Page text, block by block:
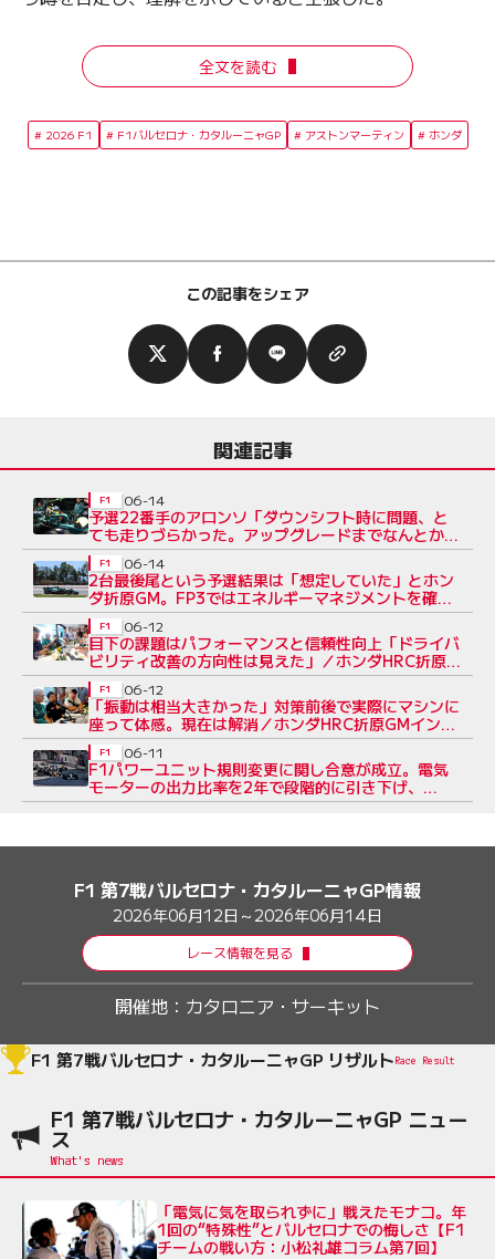
全文を読む
2026 F1 F1バルセロナ・カタルーニャGP アストンマーティン ホンダ
この記事をシェア
関連記事
予選22番手のアロンソ「ダウンシフト時に問題、と
ても走りづらかった。アップグレードまでなんとか乗
り切るしかない」
F1 06-14
2台最後尾という予選結果は「想定していた」とホン
ダ折原GM。FP3ではエネルギーマネジメントを確
認、決勝に備える／F1第7戦
F1 06-14
目下の課題はパフォーマンスと信頼性向上「ドライバ
ビリティ改善の方向性は見えた」／ホンダHRC折原
GMインタビュー（2）
F1 06-12
「振動は相当大きかった」対策前後で実際にマシンに
座って体感。現在は解消／ホンダHRC折原GMインタ
ビュー（1）
F1 06-12
F1パワーユニット規則変更に関し合意が成立。電気
モーターの出力比率を2年で段階的に引き下げ、
『60：40』は2028年に導入
F1 06-11
F1 第7戦バルセロナ・カタルーニャGP情報
2026年06月12日～2026年06月14日
レース情報を見る
開催地： カタロニア・サーキット
F1 第7戦バルセロナ・カタルーニャGP リザルトRace Result
F1 第7戦バルセロナ・カタルーニャGP ニュー
ス
「電気に気を取られずに」戦えたモナコ。年
1回の“特殊性”とバルセロナでの悔しさ【F1
チームの戦い方：小松礼雄コラム第7回】